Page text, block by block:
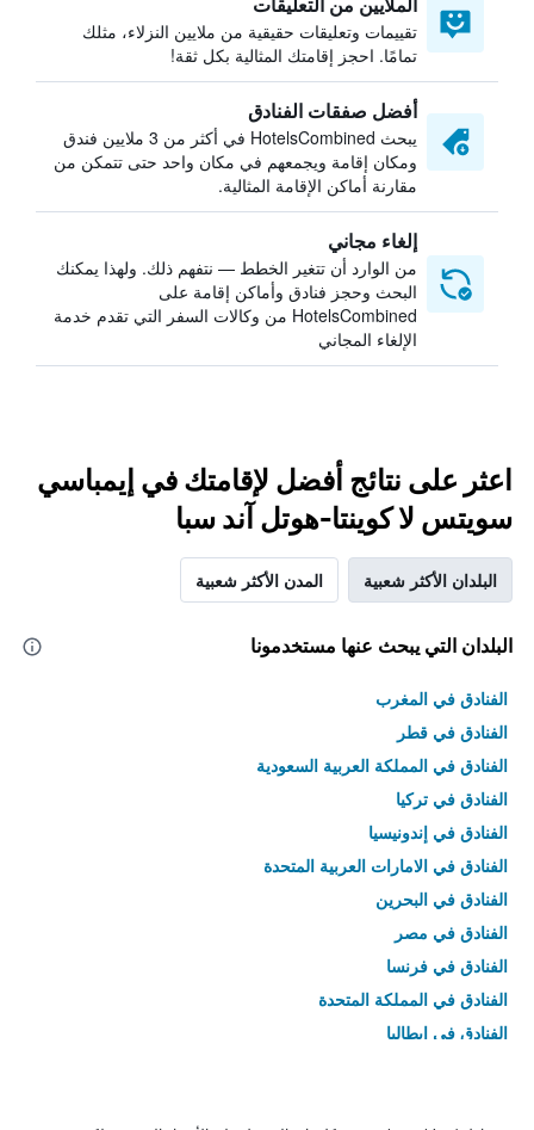
تقييمات وتعليقات حقيقية من ملايين النزلاء، مثلك
تمامًا. احجز إقامتك المثالية بكل ثقة!
أفضل صفقات الفنادق
يبحث HotelsCombined في أكثر من 3 ملايين فندق
ومكان إقامة ويجمعهم في مكان واحد حتى تتمكن من
مقارنة أماكن الإقامة المثالية.
إلغاء مجاني
من الوارد أن تتغير الخطط — نتفهم ذلك. ولهذا يمكنك
البحث وحجز فنادق وأماكن إقامة على
HotelsCombined من وكالات السفر التي تقدم خدمة
الإلغاء المجاني
اعثر على نتائج أفضل لإقامتك في إيمباسي
سويتس لا كوينتا-هوتل آند سبا
البلدان الأكثر شعبية المدن الأكثر شعبية
البلدان التي يبحث عنها مستخدمونا
الفنادق في المغرب
الفنادق في قطر
الفنادق في المملكة العربية السعودية
الفنادق في تركيا
الفنادق في إندونيسيا
الفنادق في الامارات العربية المتحدة
الفنادق في البحرين
الفنادق في مصر
الفنادق في فرنسا
الفنادق في المملكة المتحدة
الفنادق في إيطاليا